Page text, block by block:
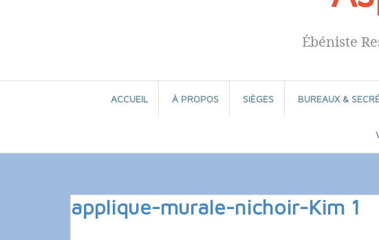
Ébéniste
ACCUEIL À PROPOS SIÈGES BUREAUX &
applique-murale-nichoir-Kim 1